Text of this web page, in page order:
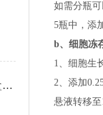
如何操作粪便隐血定性检测试剂盒(邻联甲苯胺法)
如需分瓶
5瓶中，添
b、 细胞冻
1、细胞生
2、添加
悬液转移